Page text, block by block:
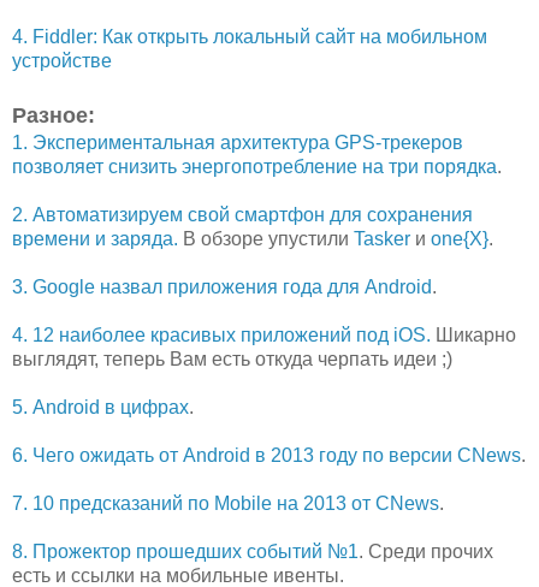
4. Fiddler: Как открыть локальный сайт на мобильном
устройстве
Разное:
1. Экспериментальная архитектура GPS-трекеров
позволяет снизить энергопотребление на три порядка.
2. Автоматизируем свой смартфон для сохранения
времени и заряда. В обзоре упустили Tasker и one{X}.
3. Google назвал приложения года для Android.
4. 12 наиболее красивых приложений под iOS. Шикарно
выглядят, теперь Вам есть откуда черпать идеи ;)
5. Android в цифрах.
6. Чего ожидать от Android в 2013 году по версии CNews.
7. 10 предсказаний по Mobile на 2013 от CNews.
8. Прожектор прошедших событий №1. Среди прочих
есть и ссылки на мобильные ивенты.